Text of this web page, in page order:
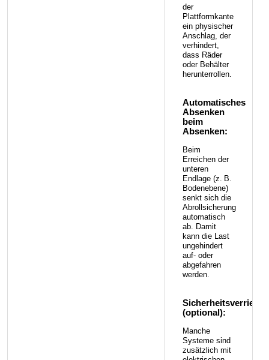
der
Plattformkante
ein physischer
Anschlag, der
verhindert,
dass Räder
oder Behälter
herunterrollen.
Automatisches
Absenken
beim
Absenken:
Beim
Erreichen der
unteren
Endlage (z. B.
Bodenebene)
senkt sich die
Abrollsicherung
automatisch
ab. Damit
kann die Last
ungehindert
auf- oder
abgefahren
werden.
(optional):
Manche
Systeme sind
zusätzlich mit